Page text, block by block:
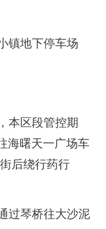
镇地下停车场
本区段管控期
海曙天一广场车
后绕行药行
过琴桥往大沙泥